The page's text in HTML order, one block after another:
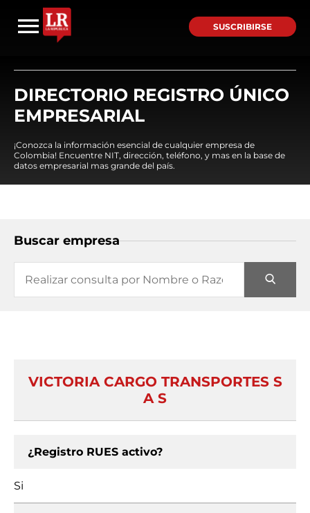
SUSCRIBIRSE
DIRECTORIO REGISTRO ÚNICO
EMPRESARIAL
¡Conozca la información esencial de cualquier empresa de
Colombia! Encuentre NIT, dirección, teléfono, y mas en la base de
datos empresarial mas grande del país.
Buscar empresa
VICTORIA CARGO TRANSPORTES S
A S
¿Registro RUES activo?
Si